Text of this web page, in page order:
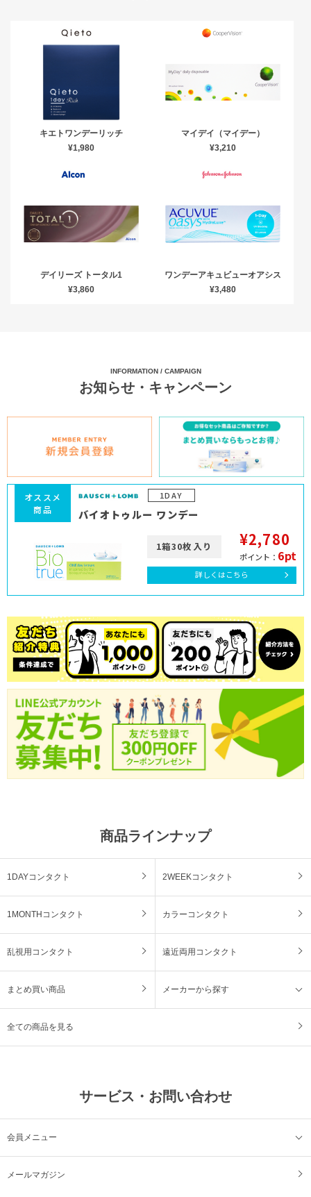
キエトワンデーリッチ
¥1,980
マイデイ（マイデー）
¥3,210
デイリーズ トータル1
¥3,860
ワンデーアキュビューオアシス
¥3,480
INFORMATION / CAMPAIGN
お知らせ・キャンペーン
1DAY
オススメ
商品
バイオトゥルー ワンデー
1箱30枚入り ¥2,780
ポイント： 6pt
詳しくはこちら
商品ラインナップ
1DAYコンタクト 2WEEKコンタクト
1MONTHコンタクト カラーコンタクト
乱視用コンタクト 遠近両用コンタクト
まとめ買い商品 メーカーから探す
全ての商品を見る
サービス・お問い合わせ
会員メニュー
メールマガジン